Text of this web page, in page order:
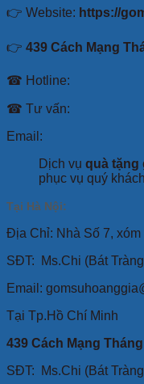
👉 Website: https://
👉 439 Cách Mạng
☎ Hotline:
☎ Tư vấn:
Email:
Dịch vụ quà tặng
phục vụ quý
Tại Hà Nội:
Địa Chỉ: Nhà Số 7, xóm
SĐT:
Ms.Chi (Bát
Email:
Tại Tp.Hồ Chí Minh
439 Cách Mạng Tháng
SĐT: Ms.Chi (Bát